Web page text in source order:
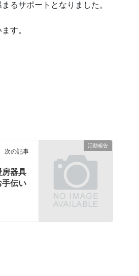
るサポートとなりました。
す。
活動報告
次の記事
房器具
手伝い